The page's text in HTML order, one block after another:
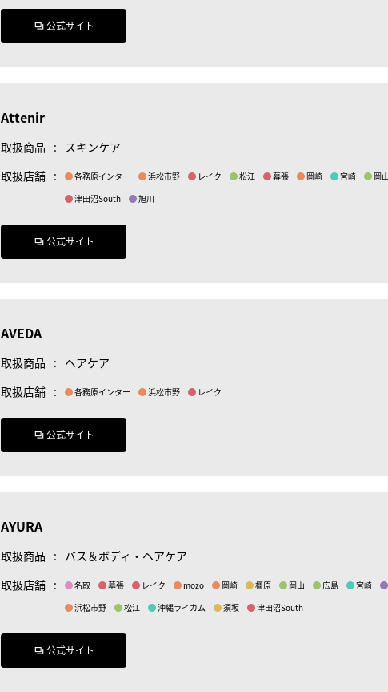
公式サイト
Attenir
取扱商品 : スキンケア
取扱店舗 : 各務原インター 浜松市野 レイク 松江 幕張 岡崎 宮崎 岡山
津田沼South
旭川
公式サイト
AVEDA
取扱商品 : ヘアケア
取扱店舗 : 各務原インター 浜松市野 レイク
公式サイト
AYURA
取扱商品 : バス＆ボディ・ヘアケア
取扱店舗 : 名取 幕張 レイク mozo 岡崎 橿原 岡山 広島 宮崎
浜松市野
松江 沖縄ライカム 須坂 津田沼South
公式サイト